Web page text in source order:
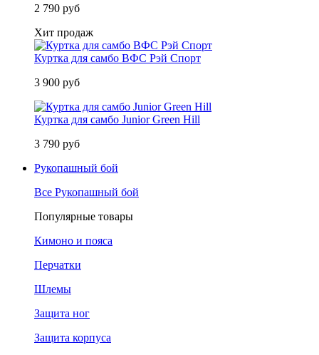
2 790 руб
Хит продаж
Куртка для самбо ВФС Рэй Спорт
3 900 руб
Куртка для самбо Junior Green Hill
3 790 руб
Рукопашный бой
Все Рукопашный бой
Популярные товары
Кимоно и пояса
Перчатки
Шлемы
Защита ног
Защита корпуса